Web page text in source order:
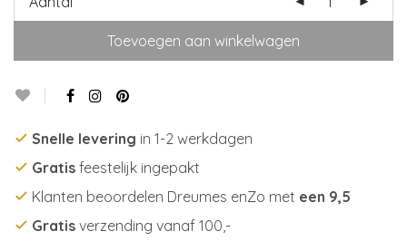
Toevoegen aan winkelwagen
Snelle levering in 1-2 werkdagen
Gratis feestelijk ingepakt
Klanten beoordelen Dreumes enZo met een 9,5
Gratis verzending vanaf 100,-